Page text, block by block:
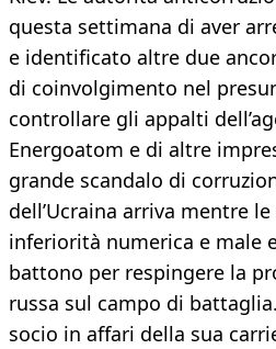
questa settimana di aver
e identificato altre due
di coinvolgimento nel
controllare gli appalti
Energoatom e di altre
grande scandalo di
dell’Ucraina arriva mentre
inferiorità numerica e male
battono per respingere la
russa sul campo di
socio in affari della sua